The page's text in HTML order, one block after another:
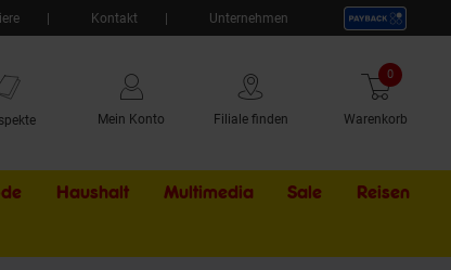
Kontakt Unternehmen
Mein Konto Filiale finden Warenkorb
0 Artikel
Haushalt Multimedia Sale Externer
Reisen